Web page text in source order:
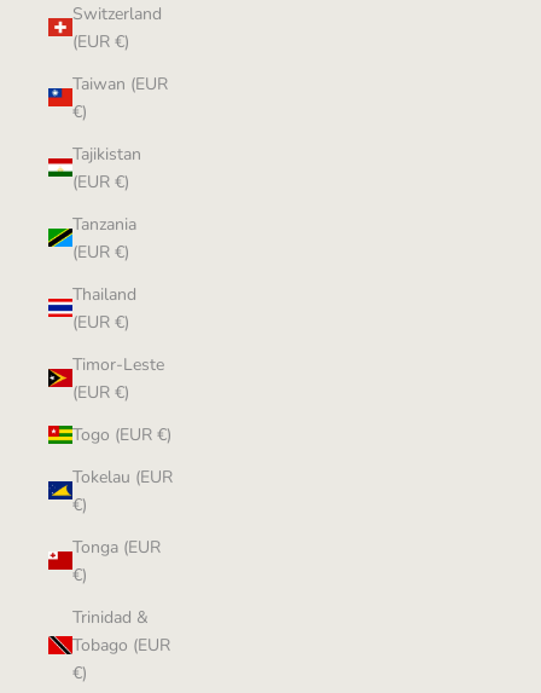
Switzerland
(EUR €)
Taiwan (EUR
€)
Tajikistan
(EUR €)
Tanzania
(EUR €)
Thailand
(EUR €)
Timor-Leste
(EUR €)
Togo (EUR €)
Tokelau (EUR
€)
Tonga (EUR
€)
Trinidad &
Tobago (EUR
€)